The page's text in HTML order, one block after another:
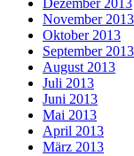
Dezember 2013
November 2013
Oktober 2013
September 2013
August 2013
Juli 2013
Juni 2013
Mai 2013
April 2013
März 2013